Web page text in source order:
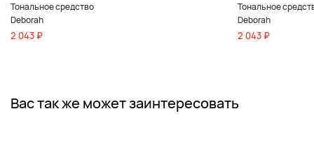
Тональное средство
Deborah
2 043 ₽
Тональное
Deborah
2 043 ₽
Вас так же может заинтересовать